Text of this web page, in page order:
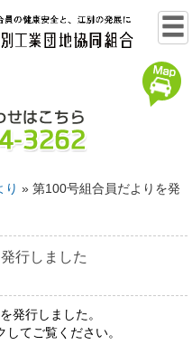
り » 第100号組合員だよりを発
行しました
発行しました。
てご覧ください。